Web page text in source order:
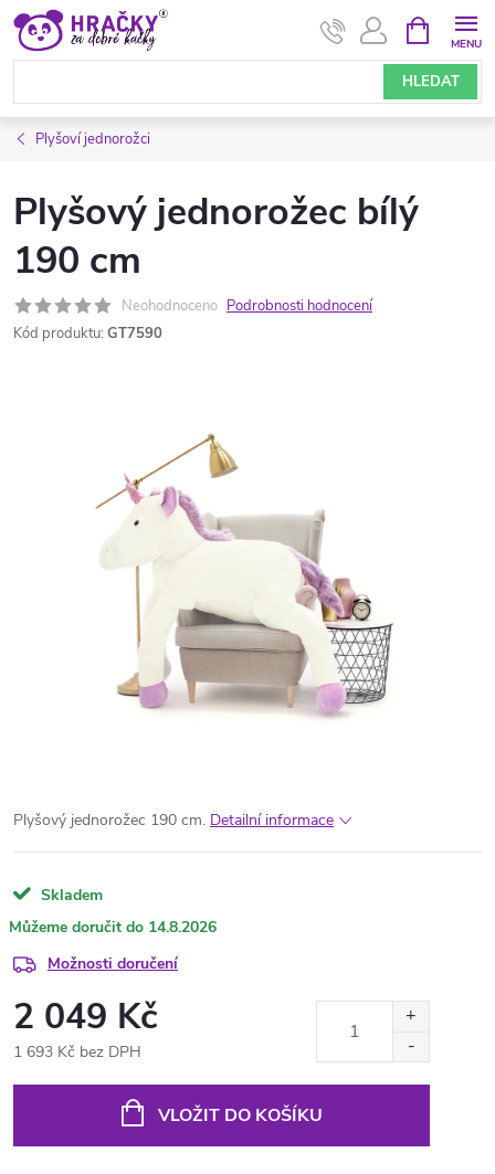
Přejít
obsah
HLEDAT
NÁKUPNÍ
KOŠÍK
Plyšoví jednorožci
Plyšový jednorožec bílý
190 cm
Neohodnoceno Podrobnosti hodnocení
Kód produktu: GT7590
Plyšový jednorožec 190 cm. Detailní informace
Skladem
14.8.2026
Možnosti doručení
2 049 Kč
1 693 Kč bez DPH
VLOŽIT DO KOŠÍKU